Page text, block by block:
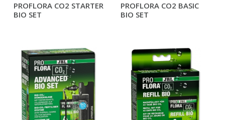
PROFLORA CO2 STARTER
BIO SET
PROFLORA CO2 BASIC
BIO SET